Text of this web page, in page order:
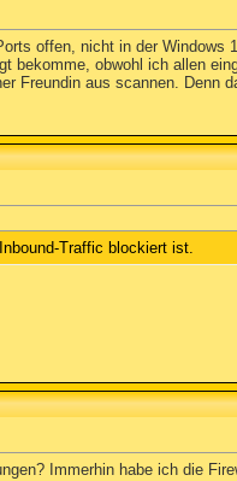
offen, nicht in der
obwohl ich allen
Freundin aus scannen.
Traffic blockiert ist.
Immerhin habe ich die